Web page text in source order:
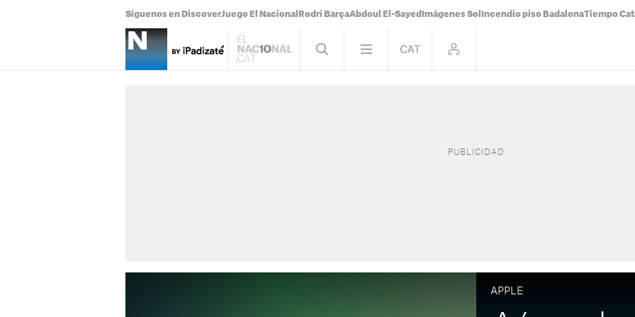
Síguenos en DiscoverJuego El Nacional Rodri BarçaAbdoul El-Sayed Imágenes Sol Incendio piso BadalonaTiempo
APPLE